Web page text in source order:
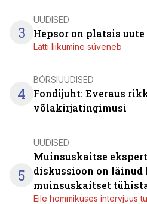
3
UUDISED
Hepsor on platsis
Lätti liikumine süveneb
4
BÖRSIUUDISED
Fondijuht: Everaus
võlakirjatingimusi
5
UUDISED
Muinsuskaitse
diskussioon on läinud
muinsuskaitset
Eile hommikuses intervjuus